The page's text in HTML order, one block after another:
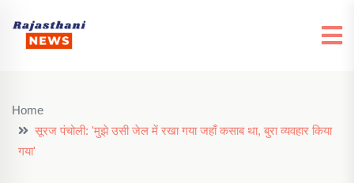
Home
सूरज पंचोली: 'मुझे उसी जेल में रखा गया जहाँ कसाब था, बुरा व्यवहार किया
गया'